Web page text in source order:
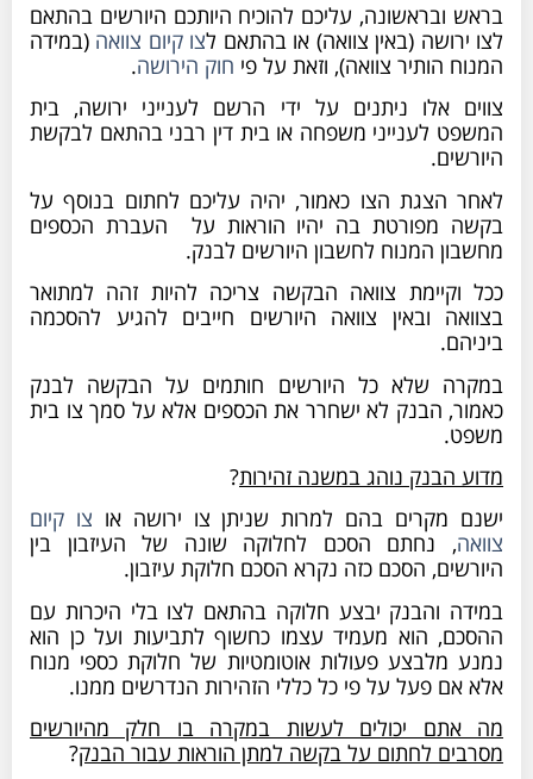
עליכם להוכיח היותכם היורשים בהתאם
(באין צוואה) או בהתאם לצו קיום צוואה(במידה
הותיר צוואה), וזאת על פיחוק הירושה.
אלו ניתנים על ידי הרשם לענייני ירושה, בית
לענייני משפחה או בית דין רבני בהתאם לבקשת
הצו כאמור, יהיה עליכם לחתום בנוסף על
מפורטת בה יהיו הוראות על העברת הכספים
המנוח לחשבון היורשים לבנק.
צוואה הבקשה צריכה להיות זהה למתואר
ובאין צוואה היורשים חייבים להגיע להסכמה
שלא כל היורשים חותמים על הבקשה לבנק
הבנק לא ישחרר את הכספים אלא על סמך צו בית
נוהג במשנה זהירות?
בהם למרות שניתן צו ירושה אוצו קיום
נחתם הסכם לחלוקה שונה של העיזבון בין
הסכם כזה נקרא הסכם חלוקת עיזבון.
והבנק יבצע חלוקה בהתאם לצו בלי היכרות עם
הוא מעמיד עצמו כחשוף לתביעות ועל כן הוא
פעולות אוטומטיות של חלוקת כספי מנוח
פעל על פי כל כללי הזהירות הנדרשים ממנו.
יכולים לעשות במקרה בו חלק מהיורשים
לחתום על בקשה למתן הוראות עבור הבנק?